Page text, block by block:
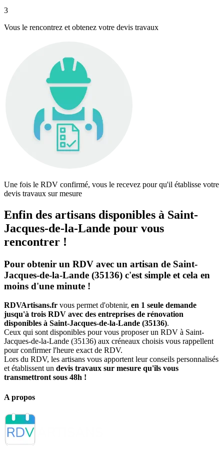
3
Vous le rencontrez et obtenez votre devis travaux
Une fois le RDV confirmé, vous le recevez pour qu'il établisse votre
devis travaux sur mesure
Enfin des artisans disponibles à Saint-
Jacques-de-la-Lande pour vous
rencontrer !
Pour obtenir un RDV avec un artisan de Saint-
Jacques-de-la-Lande (35136) c'est simple et cela en
moins d'une minute !
RDVArtisans.fr vous permet d'obtenir, en 1 seule demande
jusqu'à trois RDV avec des entreprises de rénovation
disponibles à Saint-Jacques-de-la-Lande (35136).
Ceux qui sont disponibles pour vous proposer un RDV à Saint-
Jacques-de-la-Lande (35136) aux créneaux choisis vous rappellent
pour confirmer l'heure exact de RDV.
Lors du RDV, les artisans vous apportent leur conseils personnalisés
et établissent un devis travaux sur mesure qu'ils vous
transmettront sous 48h !
A propos